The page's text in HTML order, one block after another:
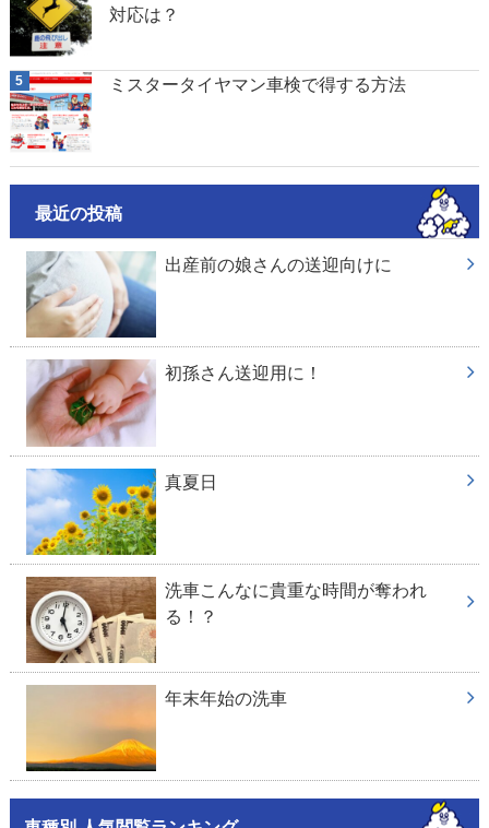
対応は？
ミスタータイヤマン車検で得する方法
最近の投稿
出産前の娘さんの送迎向けに
初孫さん送迎用に！
真夏日
洗車こんなに貴重な時間が奪われ
る！？
年末年始の洗車